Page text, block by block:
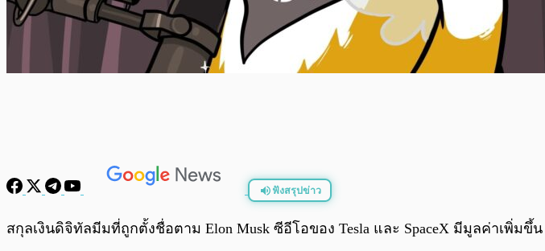
ฟังสรุปข่าว
พร้อมเล่น
สกุลเงินดิจิทัลมีมที่ถูกตั้งชื่อตาม Elon Musk ซีอีโอของ Tesla และ SpaceX มีมูลค่าเพิ่มขึ้